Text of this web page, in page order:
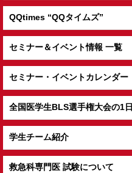
QQtimes “QQタイムズ”
セミナー＆イベント情報 一覧
セミナー・イベントカレンダー
全国医学生BLS選手権大会の1日
学生チーム紹介
救急科専門医 試験について